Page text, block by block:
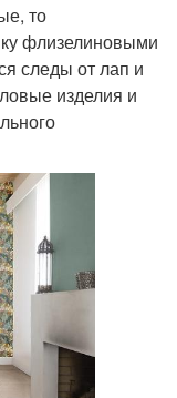
то
флизелиновыми
следы от лап и
изделия и